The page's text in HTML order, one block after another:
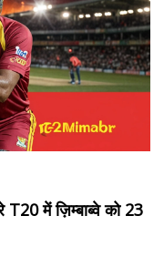
में ज़िम्बाब्वे को 23